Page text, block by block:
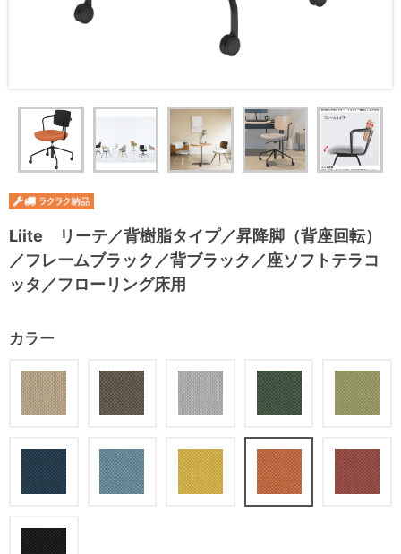
Liite リーテ／背樹脂タイプ／昇降脚（背座回転）
／フレームブラック／背ブラック／座ソフトテラコ
ッタ／フローリング床用
カラー